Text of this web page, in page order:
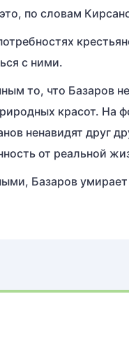
по словам
с ними.
то, что Базаров
красот. На
ненавидят друг
от реальной
Базаров